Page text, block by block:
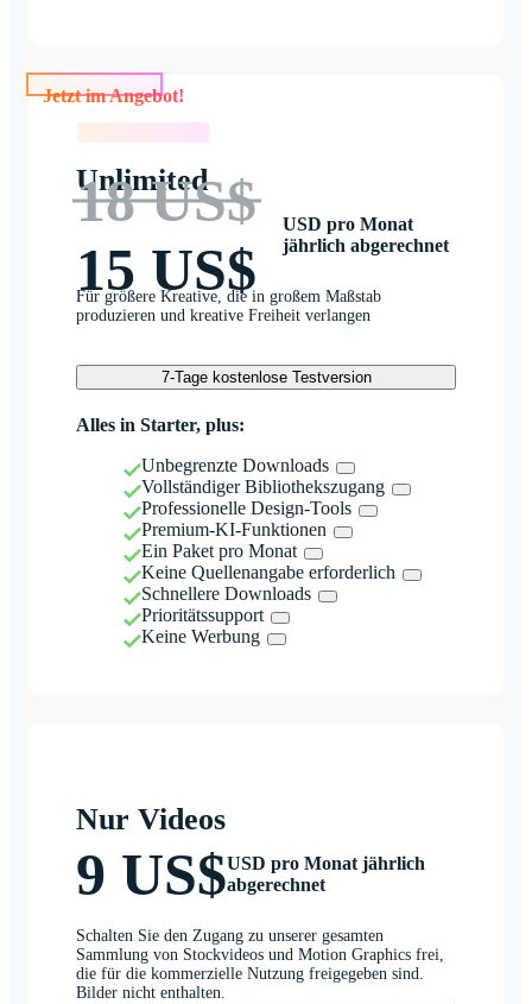
Jetzt im Angebot!
Unlimited
18 US$
15 US$
USD pro Monat
jährlich abgerechnet
Für größere Kreative, die in großem Maßstab
produzieren und kreative Freiheit verlangen
7-Tage kostenlose Testversion
Alles in Starter, plus:
Unbegrenzte Downloads
Vollständiger Bibliothekszugang
Professionelle Design-Tools
Premium-KI-Funktionen
Ein Paket pro Monat
Keine Quellenangabe erforderlich
Schnellere Downloads
Prioritätssupport
Keine Werbung
Nur Videos
9 US$USD pro Monat jährlich
abgerechnet
Schalten Sie den Zugang zu unserer gesamten
Sammlung von Stockvideos und Motion Graphics frei,
die für die kommerzielle Nutzung freigegeben sind.
Bilder nicht enthalten.